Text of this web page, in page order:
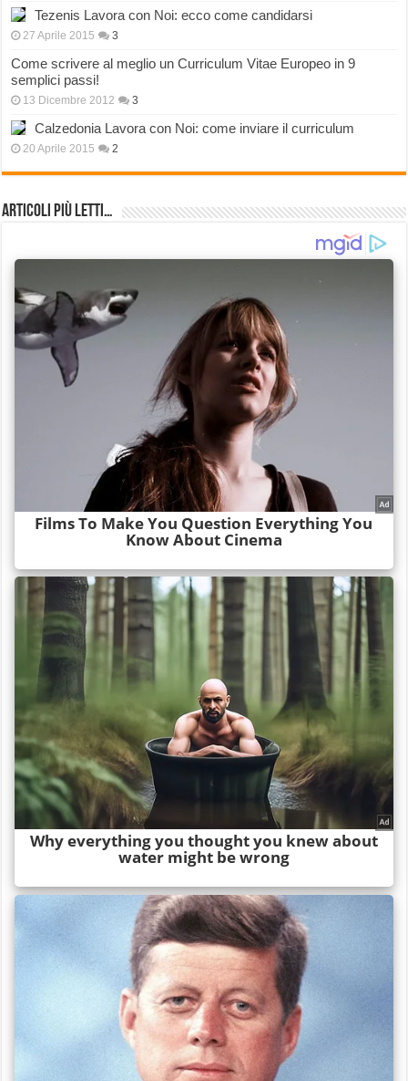
Tezenis Lavora con Noi: ecco come candidarsi
27 Aprile 2015 3
Come scrivere al meglio un Curriculum Vitae Europeo in 9
semplici passi!
13 Dicembre 2012 3
Calzedonia Lavora con Noi: come inviare il curriculum
20 Aprile 2015 2
Articoli più Letti…